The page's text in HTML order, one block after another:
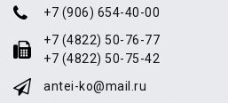
+7 (906) 654-40-00
+7 (4822) 50-76-77
+7 (4822) 50-75-42
antei-ko@mail.ru